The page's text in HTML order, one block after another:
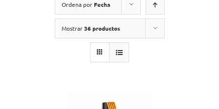
Ordena por Fecha
Mostrar36 productos